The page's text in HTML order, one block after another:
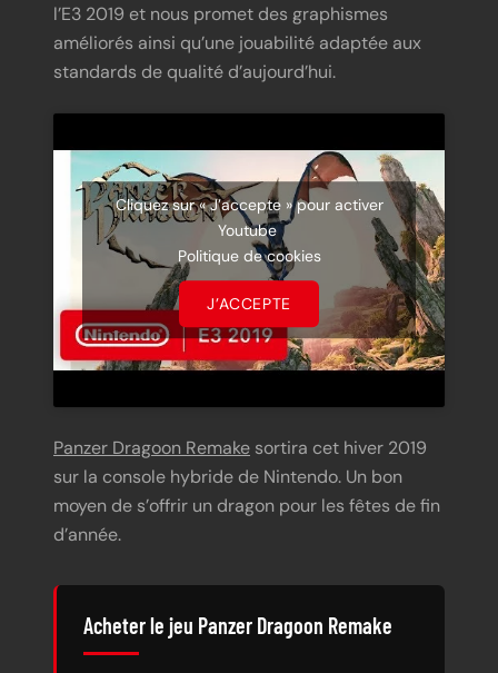
l’E3 2019 et nous promet des graphismes
améliorés ainsi qu’une jouabilité adaptée aux
standards de qualité d’aujourd’hui.
Cliquez sur « J’accepte » pour activer
Youtube
Politique de cookies
J’ACCEPTE
Panzer Dragoon Remake sortira cet hiver 2019
sur la console hybride de Nintendo. Un bon
moyen de s’offrir un dragon pour les fêtes de fin
d’année.
Acheter le jeu Panzer Dragoon Remake